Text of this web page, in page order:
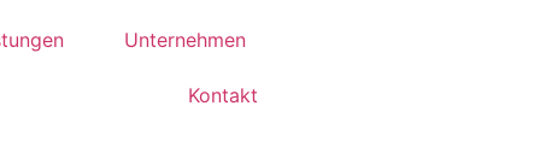
Unternehmen
Kontakt